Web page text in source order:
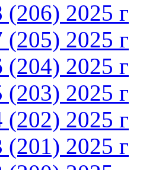
2025 г
2025 г
2025 г
2025 г
2025 г
2025 г